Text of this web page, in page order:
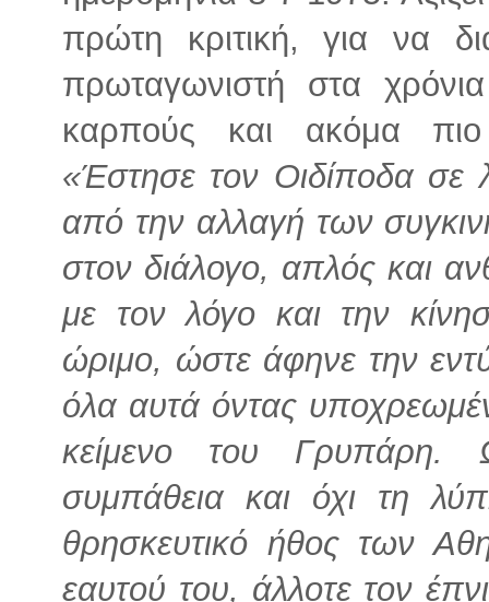
πρώτη κριτική, για να
πρωταγωνιστή στα
καρπούς και ακόμα πιο
«Έστησε τον Οιδίποδα σε
από την αλλαγή των
στον διάλογο, απλός και
με τον λόγο και την
ώριμο, ώστε άφηνε την
όλα αυτά όντας
κείμενο του Γρυπάρη.
συμπάθεια και όχι τη
θρησκευτικό ήθος των
εαυτού του, άλλοτε τον